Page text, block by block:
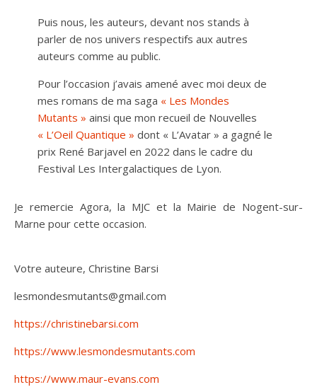
Puis nous, les auteurs, devant nos stands à
parler de nos univers respectifs aux autres
auteurs comme au public.
Pour l’occasion j’avais amené avec moi deux de
mes romans de ma saga « Les Mondes
Mutants » ainsi que mon recueil de Nouvelles
« L’Oeil Quantique » dont « L’Avatar » a gagné le
prix René Barjavel en 2022 dans le cadre du
Festival Les Intergalactiques de Lyon.
Je remercie Agora, la MJC et la Mairie de Nogent-sur-
Marne pour cette occasion.
Votre auteure, Christine Barsi
lesmondesmutants@gmail.com
https://christinebarsi.com
https://www.lesmondesmutants.com
https://www.maur-evans.com